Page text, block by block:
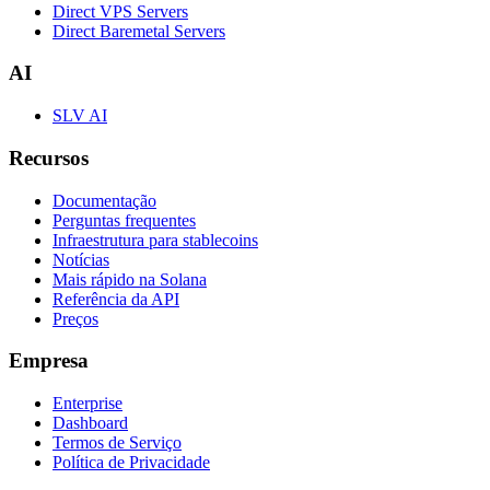
Direct VPS Servers
Direct Baremetal Servers
AI
SLV AI
Recursos
Documentação
Perguntas frequentes
Infraestrutura para stablecoins
Notícias
Mais rápido na Solana
Referência da API
Preços
Empresa
Enterprise
Dashboard
Termos de Serviço
Política de Privacidade